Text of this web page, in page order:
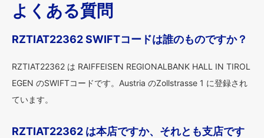
よくある質問
RZTIAT22362 SWIFTコードは誰のものですか？
RZTIAT22362 は RAIFFEISEN REGIONALBANK HALL IN TIROL
EGEN のSWIFTコードです。Austria のZollstrasse 1 に登録され
ています。
RZTIAT22362 は本店ですか、それとも支店です